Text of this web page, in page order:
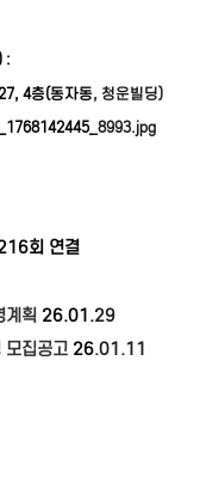
:
4층(동자동, 청운빌딩)
회 연결
계획 26.01.29
집공고 26.01.11